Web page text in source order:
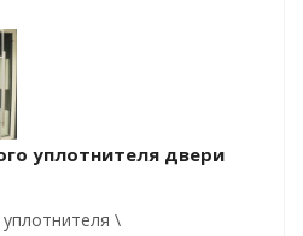
уплотнителя двери
\